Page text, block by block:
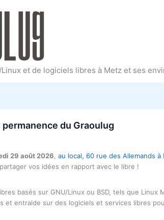
et de logiciels libres à Metz et ses
du Graoulug
29 août 2026, au local, 60 rue des Allemands à
vos idées en rapport avec le libre !
basés sur GNU/Linux ou BSD, tels que
et entraide sur des logiciels et services libres